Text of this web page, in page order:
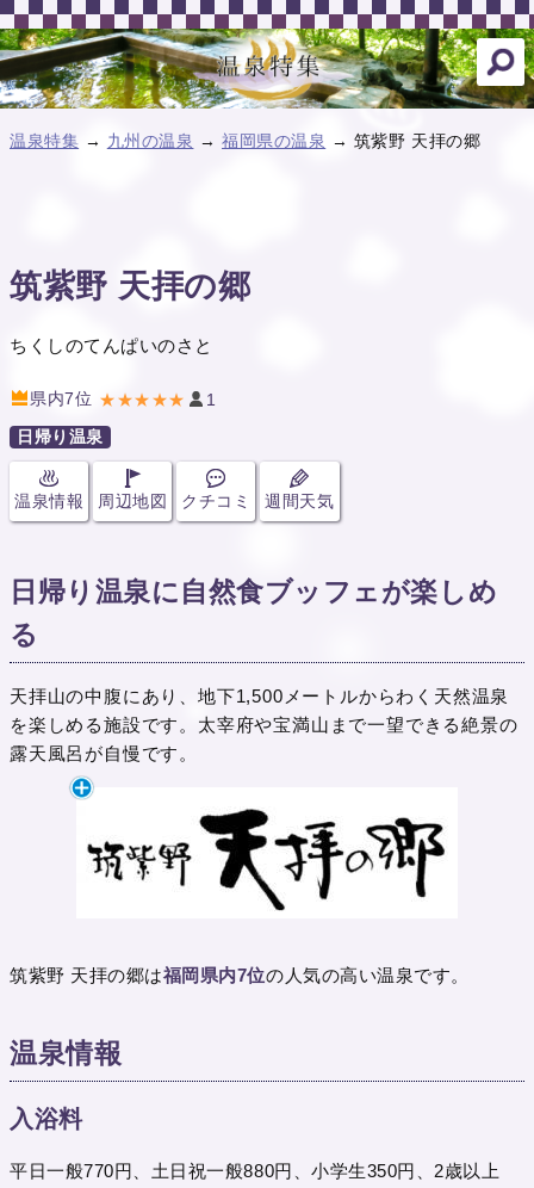
温泉特集 → 九州の温泉 →福岡県の温泉 → 筑紫野 天拝の郷
筑紫野 天拝の郷
ちくしのてんぱいのさと
県内7位 ★★★★★ 1
日帰り温泉
温泉情報 周辺地図 クチコミ 週間天気
日帰り温泉に自然食ブッフェが楽しめ
る
天拝山の中腹にあり、地下1,500メートルからわく天然温泉
を楽しめる施設です。太宰府や宝満山まで一望できる絶景の
露天風呂が自慢です。
筑紫野 天拝の郷は福岡県内7位の人気の高い温泉です。
温泉情報
入浴料
平日一般770円、土日祝一般880円、小学生350円、2歳以上